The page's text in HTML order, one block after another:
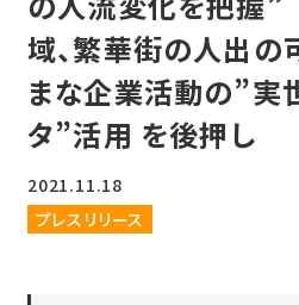
域、繁華街の人出の
まな企業活動の”実
タ”活用 を後押し
2021.11.18
プレスリリース